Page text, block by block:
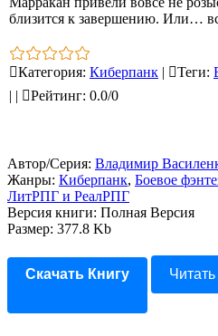
близится к завершению. Или…
Категория: Киберпанк | Теги:
| | Рейтинг: 0.0/0
Автор/Серия: Владимир
Жанры: Киберпанк, Боевое
ЛитРПГ и РеалРПГ
Версия книги: Полная Версия
Размер: 377.8 Kb
Скачать Книгу